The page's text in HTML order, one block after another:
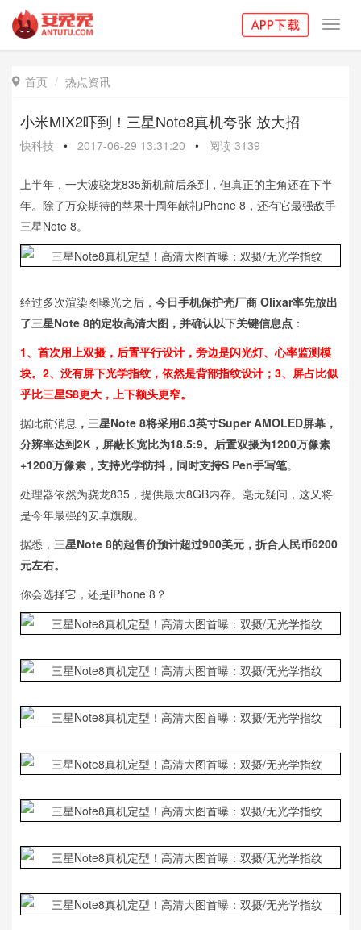
 首页 热点资讯
小米MIX2吓到！三星Note8真机夸张 放大招
快科技 • 2017-06-29 13:31:20 • 阅读 3139
上半年，一大波骁龙835新机前后杀到，但真正的主角还在下半
年。除了万众期待的苹果十周年献礼iPhone 8，还有它最强敌手
三星Note 8。
经过多次渲染图曝光之后， 今日手机保护壳厂商 Olixar率先放出
了三星Note 8的定妆高清大图，并确认以下关键信息点 ：
1、首次用上双摄，后置平行设计，旁边是闪光灯、心率监测模
块。2、没有屏下光学指纹，依然是背部指纹设计；3、屏占比似
乎比三星S8更大，上下额头更窄。
据此前消息 ，三星Note 8将采用6.3英寸Super AMOLED屏幕，
分辨率达到2K，屏蔽长宽比为18.5:9。后置双摄为1200万像素
+1200万像素，支持光学防抖，同时支持S Pen手写笔。
处理器依然为骁龙835，提供最大8GB内存。毫无疑问，这又将
是今年最强的安卓旗舰。
据悉， 三星Note 8的起售价预计超过900美元，折合人民币6200
元左右。
你会选择它，还是iPhone 8？